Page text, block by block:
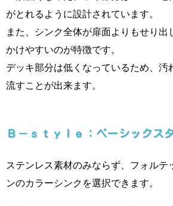
がとれるように設計されています。
また、シンク全体が扉面よりもせり出
かけやすいのが特徴です。
デッキ部分は低くなっているため、汚
流すことが出来ます。
Ｂ－ｓｔｙｌｅ：ベーシックス
ステンレス素材のみならず、フォルテ
ンのカラーシンクを選択できます。